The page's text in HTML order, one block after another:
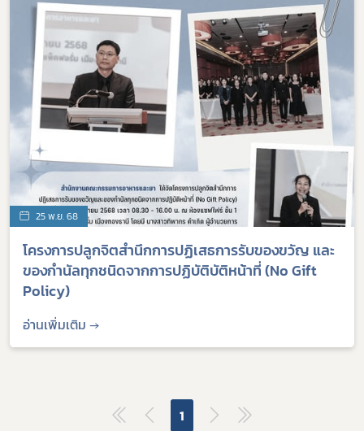
25 พ.ย. 68
โครงการปลูกจิตสำนึกการปฏิเสธการรับของขวัญ และ
ของกำนัลทุกชนิดจากการปฏิบัติบัติหน้าที่ (No Gift
Policy)
อ่านเพิ่มเติม →
1